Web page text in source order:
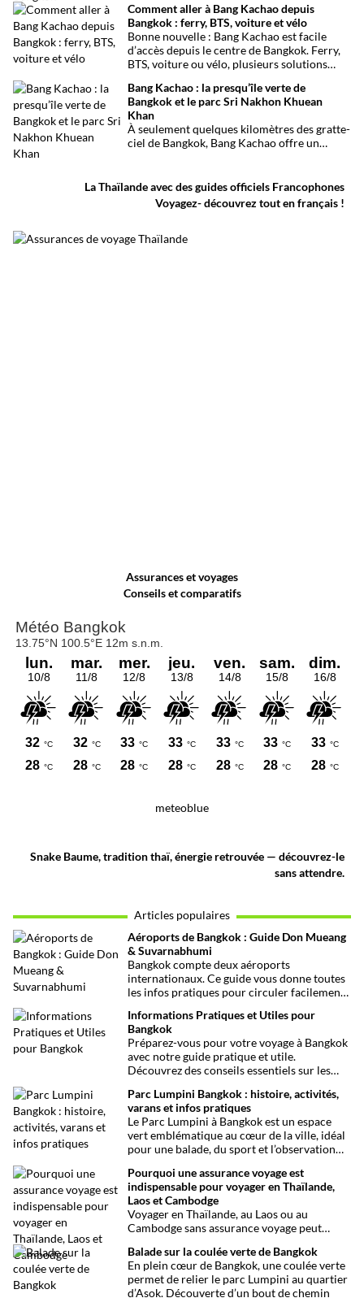
ouvert sur le golfe de Thaïlande, des
mangroves préservées et l’observation de
milliers d’oiseaux migrateurs chaque année.
Comment aller à Bang Kachao depuis
Bangkok : ferry, BTS, voiture et vélo
Bonne nouvelle : Bang Kachao est facile
d’accès depuis le centre de Bangkok. Ferry,
BTS, voiture ou vélo, plusieurs solutions
oasis de verdure.
Bang Kachao : la presqu’île verte de
Bangkok et le parc Sri Nakhon Khuean
Khan
À seulement quelques kilomètres des gratte-
ciel de Bangkok, Bang Kachao offre un
temples et marché flottant, cette vaste
presqu’île protégée constitue l’une des plus
belles escapades nature autour de Bangkok.
permet de découvrir une Thaïlande plus
La Thaïlande avec des guides officiels Francophones
Voyagez- découvrez tout en français !
Assurances et voyages
Conseils et comparatifs
meteoblue
Snake Baume, tradition thaï, énergie retrouvée — découvrez-le
sans attendre.
Articles populaires
Aéroports de Bangkok : Guide Don Mueang
& Suvarnabhumi
Bangkok compte deux aéroports
internationaux. Ce guide vous donne toutes
les infos pratiques pour circuler facilement
centre-ville.
Informations Pratiques et Utiles pour
Bangkok
Préparez-vous pour votre voyage à Bangkok
avec notre guide pratique et utile.
Découvrez des conseils essentiels sur les
transports et bien plus encore pour rendre
votre séjour aussi facile que possible.
Parc Lumpini Bangkok : histoire, activités,
varans et infos pratiques
Le Parc Lumpini à Bangkok est un espace
vert emblématique au cœur de la ville, idéal
pour une balade, du sport et l’observation
Pourquoi une assurance voyage est
indispensable pour voyager en Thaïlande,
Laos et Cambodge
Voyager en Thaïlande, au Laos ou au
Cambodge sans assurance voyage peut
maladies ou perte de bagages sont des
imprévus fréquents en Asie du Sud-Est.
Découvrez pourquoi une assurance voyage
Balade sur la coulée verte de Bangkok
En plein cœur de Bangkok, une coulée verte
permet de relier le parc Lumpini au quartier
d’Asok. Découverte d’un bout de chemin